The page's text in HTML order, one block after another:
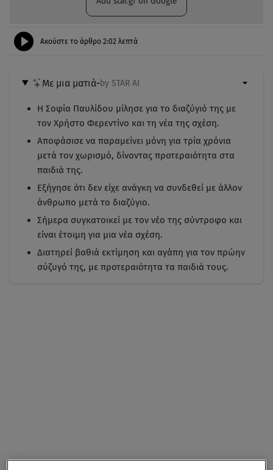
Ακούστε το άρθρο 2:02 λεπτά
Με μια ματιά-by STAR AI
Η Σοφία Παυλίδου μίλησε για το διαζύγιό της με
τον Χρήστο Φερεντίνο και τη νέα της σχέση.
Αποφάσισε να παραμείνει μόνη για τρία χρόνια
μετά τον χωρισμό, δίνοντας προτεραιότητα στα
παιδιά της.
Εξήγησε ότι δεν είχε ανάγκη να συνδεθεί με άλλον
άνθρωπο μετά το διαζύγιο.
Σήμερα συγκατοικεί με τον νέο της σύντροφο και
είναι έτοιμη για μια νέα σχέση.
Διατηρεί βαθιά εκτίμηση και αγάπη για τον πρώην
σύζυγό της, με προτεραιότητα τα παιδιά τους.